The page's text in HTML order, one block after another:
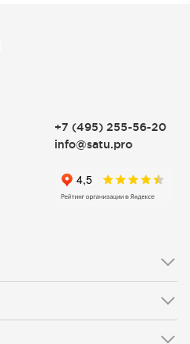
+7 (495) 255-56-20
info@satu.pro